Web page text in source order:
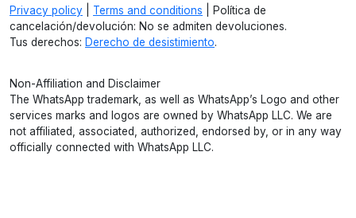
Privacy policy Terms and conditions | Política de
cancelación/devolución: No se admiten devoluciones.
Tus derechos: Derecho de desistimiento.
Non-Affiliation and Disclaimer
The WhatsApp trademark, as well as WhatsApp’s Logo and other
services marks and logos are owned by WhatsApp LLC. We are
not affiliated, associated, authorized, endorsed by, or in any way
officially connected with WhatsApp LLC.